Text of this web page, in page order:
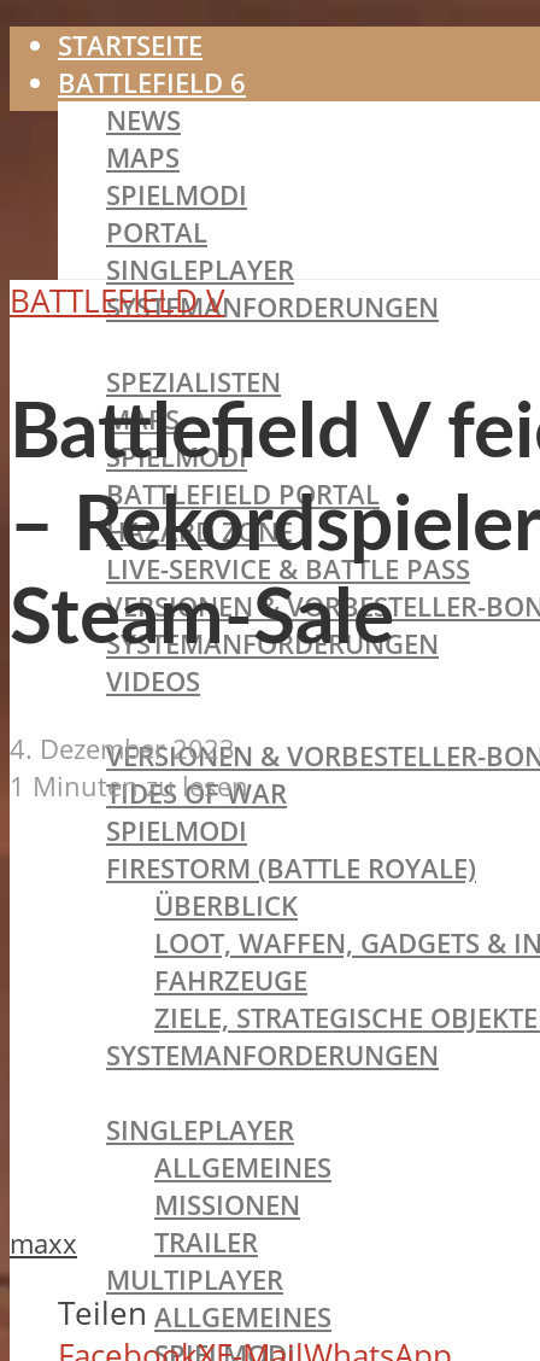
STARTSEITE
BATTLEFIELD 6
NEWS
MAPS
SPIELMODI
PORTAL
SINGLEPLAYER
SYSTEMANFORDERUNGEN
SPEZIALISTEN
MAPS
SPIELMODI
BATTLEFIELD PORTAL
HAZARD ZONE
LIVE-SERVICE & BATTLE PASS
VERSIONEN & VORBESTELLER-
SYSTEMANFORDERUNGEN
VIDEOS
VERSIONEN & VORBESTELLER-
TIDES OF WAR
SPIELMODI
FIRESTORM (BATTLE ROYALE)
ÜBERBLICK
LOOT, WAFFEN, GADGETS &
FAHRZEUGE
ZIELE, STRATEGISCHE
SYSTEMANFORDERUNGEN
SINGLEPLAYER
ALLGEMEINES
MISSIONEN
TRAILER
MULTIPLAYER
ALLGEMEINES
BATTLEFIELD V
Battlefield V
–
Steam-Sale
4. Dezember 2023
1 Minuten zu lesen
maxx
Teilen